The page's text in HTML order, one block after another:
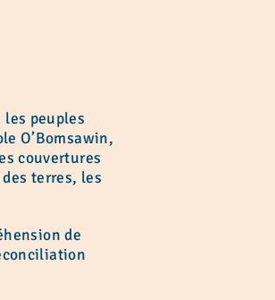
peuples
O’Bomsawin,
couvertures
terres, les
de